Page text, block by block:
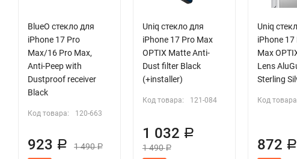
BlueO стекло для
iPhone 17 Pro
Max/16 Pro Max,
Anti-Peep with
Dustproof receiver
Black
Код товара: 120-663
923 Р 1 490Р
Uniq стекло для
iPhone 17 Pro Max
OPTIX Matte Anti-
Dust filter Black
(+installer)
Код товара: 121-084
1 032 Р
1 490Р
Uniq
iPhone
Max
Lens
Sterling
Код
872 Р